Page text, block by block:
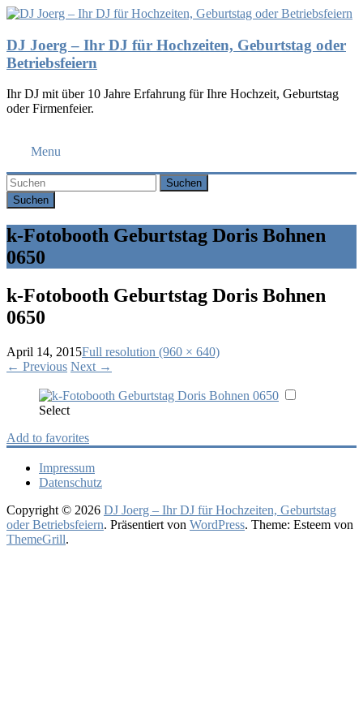
DJ Joerg – Ihr DJ für Hochzeiten, Geburtstag oder
Betriebsfeiern
Ihr DJ mit über 10 Jahre Erfahrung für Ihre Hochzeit, Geburtstag
oder Firmenfeier.
Menu
Suchen
k-Fotobooth Geburtstag Doris Bohnen
0650
k-Fotobooth Geburtstag Doris Bohnen
0650
April 14, 2015Full resolution (960 × 640)
← Previous Next →
Select
Add to favorites
Impressum
Datenschutz
Copyright © 2026 DJ Joerg – Ihr DJ für Hochzeiten, Geburtstag
oder Betriebsfeiern. Präsentiert von WordPress. Theme: Esteem von
ThemeGrill.